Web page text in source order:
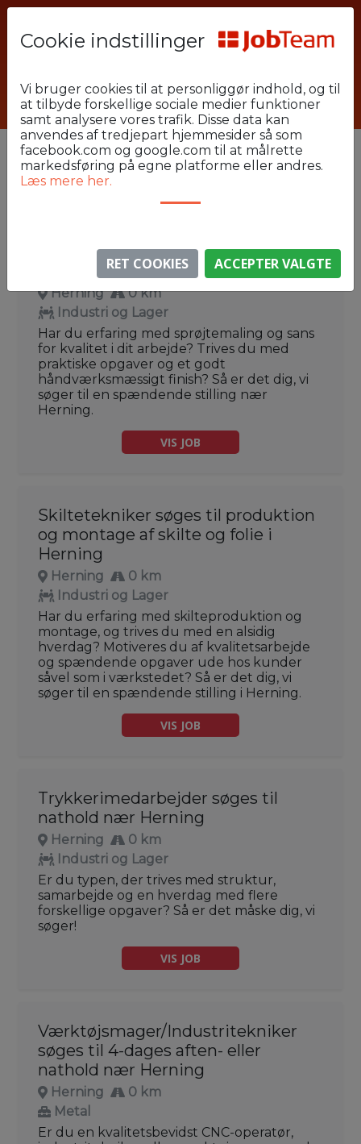
Forside
Jobsøgende
Industri og Lager
Herning
VIS FILTRE
2
Ryd
89 jobs
Herning – lakering og
overfladebehandling af træemner
Herning
0 km
Industri og Lager
Har du erfaring med sprøjtemaling og sans
for kvalitet i dit arbejde? Trives du med
praktiske opgaver og et godt
håndværksmæssigt finish? Så er det dig, vi
søger til en spændende stilling nær
Herning.
VIS JOB
Skiltetekniker søges til produktion
og montage af skilte og folie i
Herning
Herning
0 km
Industri og Lager
Har du erfaring med skilteproduktion og
montage, og trives du med en alsidig
hverdag? Motiveres du af kvalitetsarbejde
og spændende opgaver ude hos kunder
såvel som i værkstedet? Så er det dig, vi
søger til en spændende stilling i Herning.
VIS JOB
Trykkerimedarbejder søges til
nathold nær Herning
Herning
0 km
Industri og Lager
Er du typen, der trives med struktur,
samarbejde og en hverdag med flere
forskellige opgaver? Så er det måske dig, vi
søger!
VIS JOB
Værktøjsmager/Industritekniker
søges til 4-dages aften- eller
nathold nær Herning
Herning
0 km
Metal
Er du en kvalitetsbevidst CNC-operatør,
Cookie indstillinger
Vi bruger cookies til at personliggør indhold, og til
at tilbyde forskellige sociale medier funktioner
samt analysere vores trafik. Disse data kan
anvendes af tredjepart hjemmesider så som
facebook.com og google.com til at målrette
markedsføring på egne platforme eller andres.
Læs mere her.
RET COOKIES ACCEPTER VALGTE